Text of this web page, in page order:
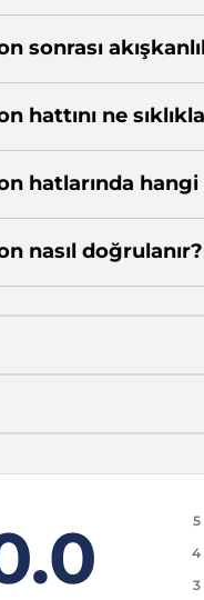
sonrası
hattını ne
hatlarında
nasıl doğrulanır?
4